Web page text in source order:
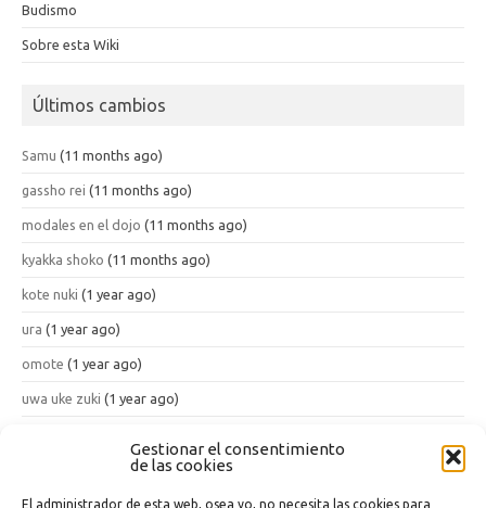
Gestionar el consentimiento
de las cookies
El administrador de esta web, osea yo, no necesita las cookies para
Budismo
Sobre esta Wiki
Últimos cambios
Samu (11 months ago)
gassho rei (11 months ago)
modales en el dojo (11 months ago)
kyakka shoko (11 months ago)
kote nuki (1 year ago)
ura (1 year ago)
omote (1 year ago)
uwa uke zuki (1 year ago)
(1 year ago)